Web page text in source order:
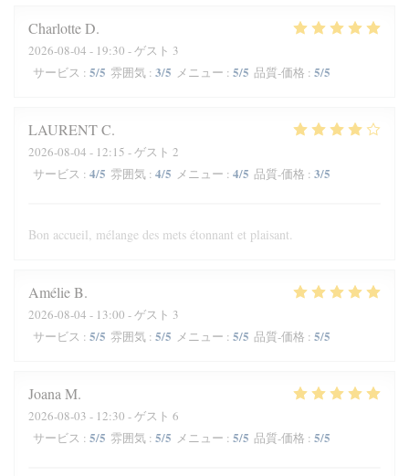
CharlotteD
2026-08-04 - 19:30 - ゲスト 3
サービス : 5/5 雰囲気 : 3/5 メニュー : 5/5 品質-価格 : 5/5
LAURENTC
2026-08-04 - 12:15 - ゲスト 2
サービス : 4/5 雰囲気 : 4/5 メニュー : 4/5 品質-価格 : 3/5
Bon accueil, mélange des mets étonnant et plaisant.
AmélieB
2026-08-04 - 13:00 - ゲスト 3
サービス : 5/5 雰囲気 : 5/5 メニュー : 5/5 品質-価格 : 5/5
Joana M
2026-08-03 - 12:30 - ゲスト 6
サービス : 5/5 雰囲気 : 5/5 メニュー : 5/5 品質-価格 : 5/5